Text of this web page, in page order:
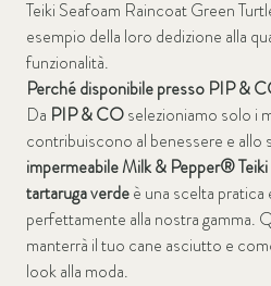
Teiki Seafoam Raincoat Green
esempio della loro dedizione alla
funzionalità.
Perché disponibile presso PIP &
Da PIP & COselezioniamo solo i
contribuiscono al benessere e allo
impermeabile Milk & Pepper®
tartaruga verdeè una scelta pratica
perfettamente alla nostra gamma.
manterrà il tuo cane asciutto e
look alla moda.